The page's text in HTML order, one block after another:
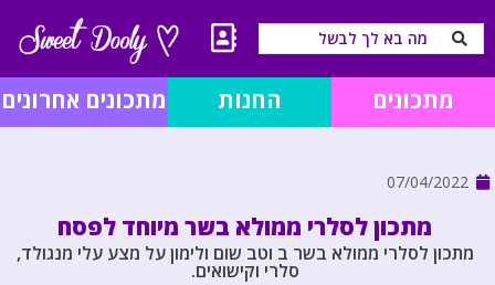
מתכונים החנות מתכונים אחרונים
07/04/2022
מתכון לסלרי ממולא בשר מיוחד לפסח
מתכון לסלרי ממולא בשר ב וטב שום ולימון על מצע עלי מנגולד,
סלרי וקישואים.